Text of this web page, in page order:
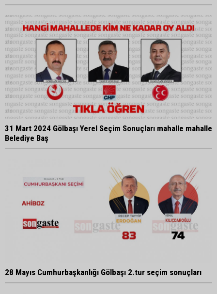
31 Mart 2024 Gölbaşı Yerel Seçim Sonuçları mahalle mahalle
Belediye Baş
28 Mayıs Cumhurbaşkanlığı Gölbaşı 2.tur seçim sonuçları